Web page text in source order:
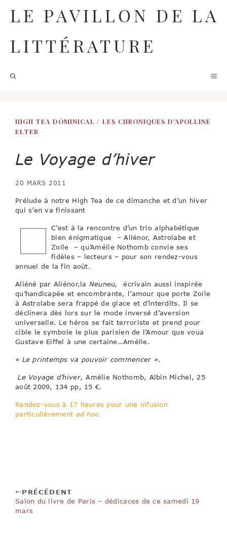
contenu
LE PAVILLON DE LA
LITTÉRATURE
HIGH TEA DOMINICAL / LES CHRONIQUES D'APOLLINE
ELTER
Le Voyage d’hiver
20 MARS 2011
Prélude à notre High Tea de ce dimanche et d’un hiver
qui s’en va finissant
C’est à la rencontre d’un trio alphabétique
bien énigmatique – Aliénor, Astrolabe et
Zoïle – qu’Amélie Nothomb convie ses
fidèles – lecteurs – pour son rendez-vous
annuel de la fin août.
Aliéné par Aliénor,la Neuneu,
écrivain aussi inspirée
qu’handicapée et encombrante, l’amour que porte Zoïle
à Astrolabe sera frappé de glace et d’interdits. Il se
déclinera dès lors sur le mode inversé d’aversion
universelle. Le héros se fait terroriste et prend pour
cible le symbole le plus parisien de l’Amour que voua
Gustave Eiffel à une certaine…Amélie.
« Le printemps va pouvoir commencer ».
Le Voyage d’hiver, Amélie Nothomb, Albin Michel, 25
août 2009, 134 pp, 15 €.
Rendez-vous à 17 heures pour une infusion
particulièrement ad hoc.
PRÉCÉDENT
Salon du livre de Paris – dédicaces de ce samedi 19
mars